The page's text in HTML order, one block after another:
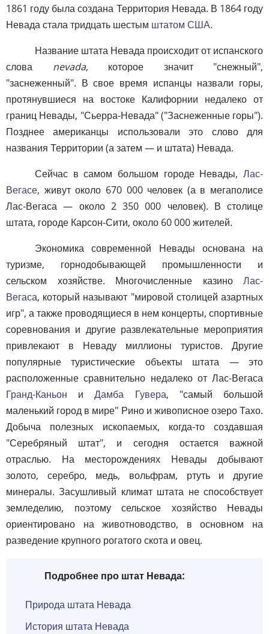
1861 году была создана Территория Невада. В 1864 году
Невада стала тридцать шестым штатом США.
Название штата Невада происходит от испанского
слова nevada, которое значит "снежный",
"заснеженный". В свое время испанцы назвали горы,
протянувшиеся на востоке Калифорнии недалеко от
границ Невады, "Сьерра-Невада" ("Заснеженные горы").
Позднее американцы использовали это слово для
названия Территории (а затем — и штата) Невада.
Сейчас в самом большом городе Невады, Лас-
Вегасе, живут около 670 000 человек (а в мегаполисе
Лас-Вегаса — около 2 350 000 человек). В столице
штата, городе Карсон-Сити, около 60 000 жителей.
Экономика современной Невады основана на
туризме, горнодобывающей промышленности и
сельском хозяйстве. Многочисленные казино Лас-
Вегаса, который называют "мировой столицей азартных
игр", а также проводящиеся в нем концерты, спортивные
соревнования и другие развлекательные мероприятия
привлекают в Неваду миллионы туристов. Другие
популярные туристические объекты штата — это
расположенные сравнительно недалеко от Лас-Вегаса
Гранд-Каньон иДамба Гувера, "самый большой
маленький город в мире" Рино и живописное озеро Тахо.
Добыча полезных ископаемых, когда-то создавшая
"Серебряный штат", и сегодня остается важной
отраслью. На месторождениях Невады добывают
золото, серебро, медь, вольфрам, ртуть и другие
минералы. Засушливый климат штата не способствует
земледелию, поэтому сельское хозяйство Невады
ориентировано на животноводство, в основном на
разведение крупного рогатого скота и овец.
Подробнее про штат Невада:
Природа штата Невада
История штата Невада